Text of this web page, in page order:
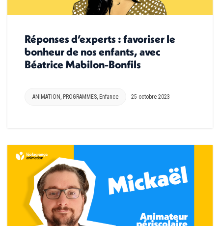
Réponses d’experts : favoriser le
bonheur de nos enfants, avec
Béatrice Mabilon-Bonfils
ANIMATION, PROGRAMMES, Enfance 25 octobre 2023